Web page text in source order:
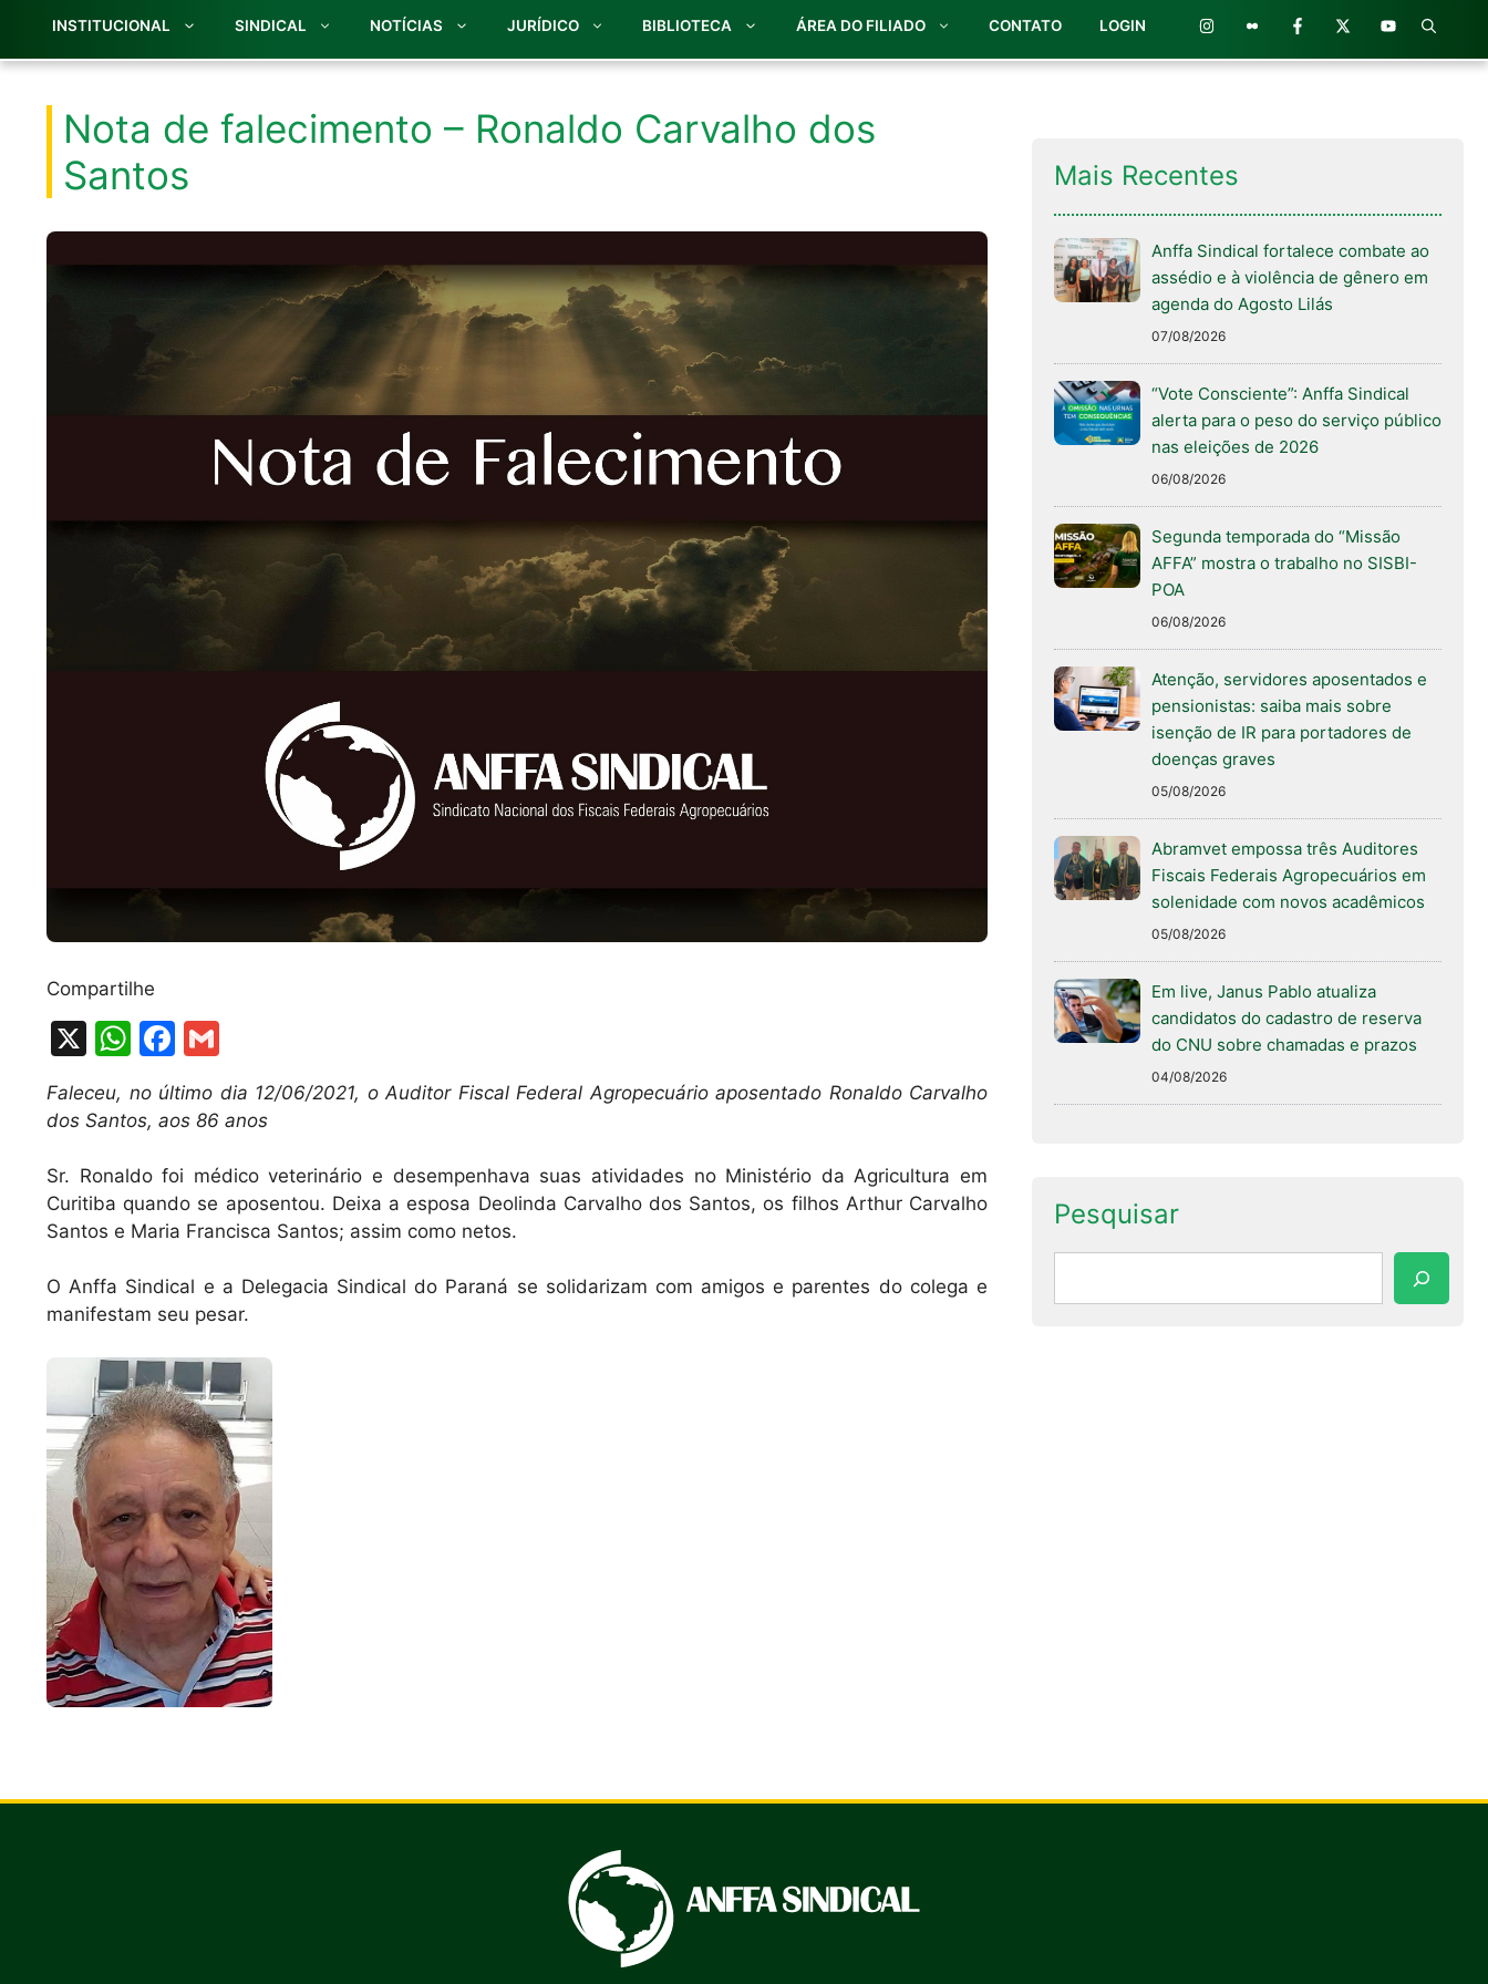
INSTITUCIONAL SINDICAL NOTÍCIAS JURÍDICO BIBLIOTECA ÁREA DO FILIADO CONTATO LOGIN
Nota de falecimento – Ronaldo Carvalho dos
Santos
Compartilhe
X
W
at
s
A
p
p
F
a
c
b
o
o
k
m
ai
Faleceu, no último dia 12/06/2021, o Auditor Fiscal Federal Agropecuário aposentado Ronaldo Carvalho
dos Santos, aos 86 anos
Sr. Ronaldo foi médico veterinário e desempenhava suas atividades no Ministério da Agricultura em
Curitiba quando se aposentou. Deixa a esposa Deolinda Carvalho dos Santos, os filhos Arthur Carvalho
Santos e Maria Francisca Santos; assim como netos.
O Anffa Sindical e a Delegacia Sindical do Paraná se solidarizam com amigos e parentes do colega e
manifestam seu pesar.
Mais Recentes
Anffa Sindical fortalece combate ao
assédio e à violência de gênero em
agenda do Agosto Lilás
07/08/2026
“Vote Consciente”: Anffa Sindical
alerta para o peso do serviço público
nas eleições de 2026
06/08/2026
Segunda temporada do “Missão
AFFA” mostra o trabalho no SISBI-
POA
06/08/2026
Atenção, servidores aposentados e
pensionistas: saiba mais sobre
isenção de IR para portadores de
doenças graves
05/08/2026
Abramvet empossa três Auditores
Fiscais Federais Agropecuários em
solenidade com novos acadêmicos
05/08/2026
Em live, Janus Pablo atualiza
candidatos do cadastro de reserva
do CNU sobre chamadas e prazos
04/08/2026
Pesquisar